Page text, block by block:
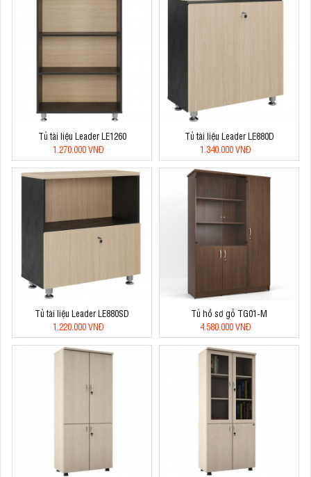
Tủ tài liệu Leader LE1260
1.270.000 VNĐ
Tủ tài liệu Leader LE880D
1.340.000 VNĐ
Tủ tài liệu Leader LE880SD
1.220.000 VNĐ
Tủ hồ sơ gỗ TG01-M
4.580.000 VNĐ